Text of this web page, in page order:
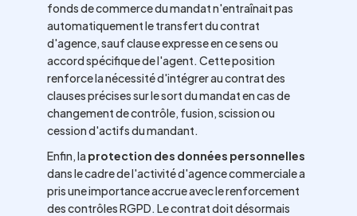
fonds de commerce du mandat n'entraînait pas
automatiquement le transfert du contrat
d'agence, sauf clause expresse en ce sens ou
accord spécifique de l'agent. Cette position
renforce la nécessité d'intégrer au contrat des
clauses précises sur le sort du mandat en cas de
changement de contrôle, fusion, scission ou
cession d'actifs du mandant.
Enfin, la protection des données personnelles
dans le cadre de l'activité d'agence commerciale a
pris une importance accrue avec le renforcement
des contrôles RGPD. Le contrat doit désormais